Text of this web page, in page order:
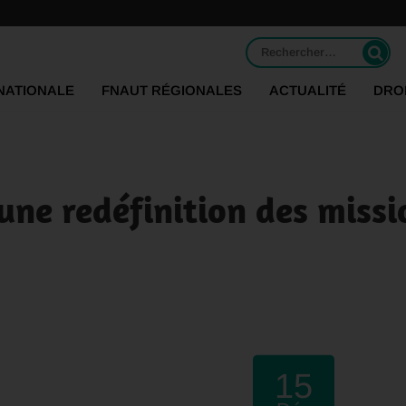
Rechercher :
FNAUT RÉGIONALES ACTUALITÉ
redéfinition des
15